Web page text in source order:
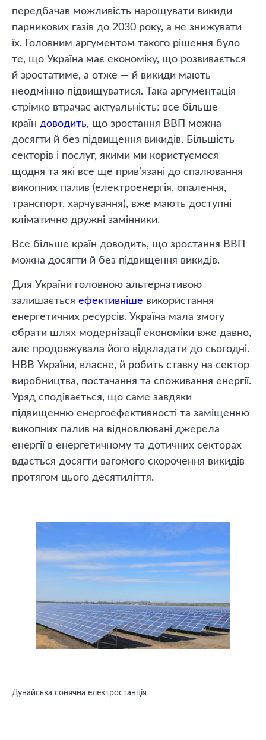
передбачав можливість нарощувати викиди
парникових газів до 2030 року, а не знижувати
їх. Головним аргументом такого рішення було
те, що Україна має економіку, що розвивається
й зростатиме, а отже — й викиди мають
неодмінно підвищуватися. Така аргументація
стрімко втрачає актуальність: все більше
країн доводить, що зростання ВВП можна
досягти й без підвищення викидів. Більшість
секторів і послуг, якими ми користуємося
щодня та які все ще прив’язані до спалювання
викопних палив (електроенергія, опалення,
транспорт, харчування), вже мають доступні
кліматично дружні замінники.
Все більше країн доводить, що зростання ВВП
можна досягти й без підвищення викидів.
Для України головною альтернативою
залишається ефективніше використання
енергетичних ресурсів. Україна мала змогу
обрати шлях модернізації економіки вже давно,
але продовжувала його відкладати до сьогодні.
НВВ України, власне, й робить ставку на сектор
виробництва, постачання та споживання енергії.
Уряд сподівається, що саме завдяки
підвищенню енергоефективності та заміщенню
викопних палив на відновлювані джерела
енергії в енергетичному та дотичних секторах
вдасться досягти вагомого скорочення викидів
протягом цього десятиліття.
Дунайська сонячна електростанція